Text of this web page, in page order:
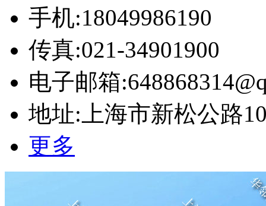
手机:18049986190
传真:021-34901900
电子邮箱
地址:上海市新松公路
更多